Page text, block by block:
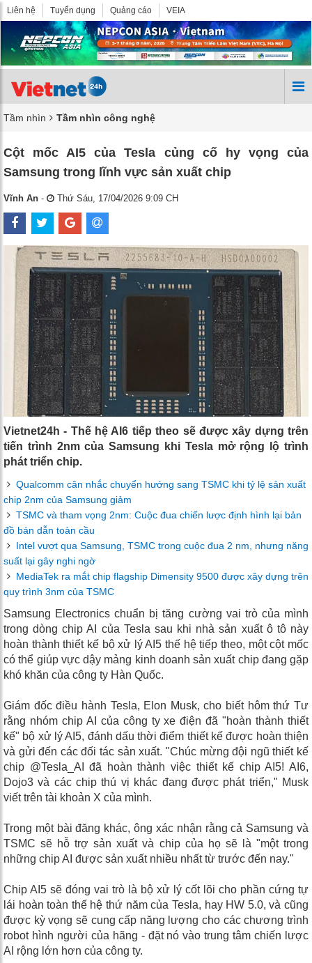
Liên hệ Tuyển dụng Quảng cáo VEIA
Tầm nhìn Tầm nhìn công nghệ
Cột mốc AI5 của Tesla củng cố hy vọng của
Samsung trong lĩnh vực sản xuất chip
Vĩnh An - Thứ Sáu, 17/04/2026 9:09 CH
Vietnet24h - Thế hệ AI6 tiếp theo sẽ được xây dựng trên
tiến trình 2nm của Samsung khi Tesla mở rộng lộ trình
phát triển chip.
Qualcomm cân nhắc chuyển hướng sang TSMC khi tỷ lệ sản xuất
chip 2nm của Samsung giảm
TSMC và tham vọng 2nm: Cuộc đua chiến lược định hình lại bản
đồ bán dẫn toàn cầu
Intel vượt qua Samsung, TSMC trong cuộc đua 2 nm, nhưng năng
suất lại gây nghi ngờ
MediaTek ra mắt chip flagship Dimensity 9500 được xây dựng trên
quy trình 3nm của TSMC
Samsung Electronics chuẩn bị tăng cường vai trò của mình
trong dòng chip AI của Tesla sau khi nhà sản xuất ô tô này
hoàn thành thiết kế bộ xử lý AI5 thế hệ tiếp theo, một cột mốc
có thể giúp vực dậy mảng kinh doanh sản xuất chip đang gặp
khó khăn của công ty Hàn Quốc.
Giám đốc điều hành Tesla, Elon Musk, cho biết hôm thứ Tư
rằng nhóm chip AI của công ty xe điện đã "hoàn thành thiết
kế" bộ xử lý AI5, đánh dấu thời điểm thiết kế được hoàn thiện
và gửi đến các đối tác sản xuất. "Chúc mừng đội ngũ thiết kế
chip @Tesla_AI đã hoàn thành việc thiết kế chip AI5! AI6,
Dojo3 và các chip thú vị khác đang được phát triển," Musk
viết trên tài khoản X của mình.
Trong một bài đăng khác, ông xác nhận rằng cả Samsung và
TSMC sẽ hỗ trợ sản xuất và chip của họ sẽ là "một trong
những chip AI được sản xuất nhiều nhất từ ​​trước đến nay."
Chip AI5 sẽ đóng vai trò là bộ xử lý cốt lõi cho phần cứng tự
lái hoàn toàn thế hệ thứ năm của Tesla, hay HW 5.0, và cũng
được kỳ vọng sẽ cung cấp năng lượng cho các chương trình
robot hình người của hãng - đặt nó vào trung tâm chiến lược
AI rộng lớn hơn của công ty.